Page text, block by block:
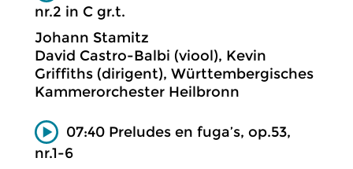
nr.2 in C gr.t.
Johann Stamitz
David Castro-Balbi (viool), Kevin
Griffiths (dirigent), Württembergisches
Kammerorchester Heilbronn
07:40 Preludes en fuga’s, op.53,
nr.1-6